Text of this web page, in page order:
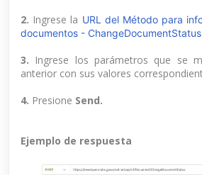
2. Ingrese la URL del Método para
documentos - ChangeDocumentStatus
3. Ingrese los parámetros que se
anterior con sus valores
4. Presione Send.
Ejemplo de respuesta